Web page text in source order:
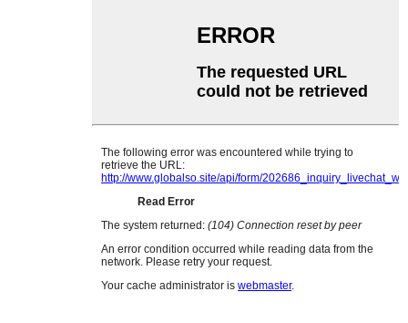
Swahili
Tajik
Telugu
Ukrainian
Urdu
Welsh
Xhosa
Yiddish